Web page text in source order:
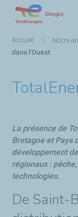
Donges
Fil
d'Ariane
Accueil Notre
dans l'Ouest
La présence de
Bretagne et Pays
développement
régionaux :
technologies.
De Saint-